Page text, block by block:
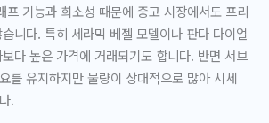
프 기능과 희소성 때문에 중고 시장에서도 프리
니다. 특히 세라믹 베젤 모델이나 판다 다이얼
다 높은 가격에 거래되기도 합니다. 반면 서브
를 유지하지만 물량이 상대적으로 많아 시세
.